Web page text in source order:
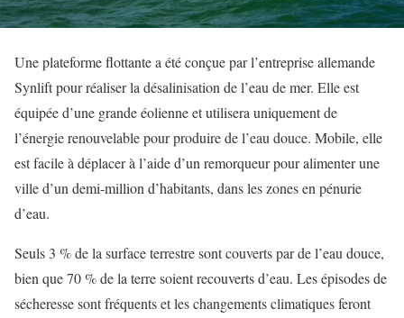
Une plateforme flottante a été conçue par l’entreprise allemande
Synlift pour réaliser la désalinisation de l’eau de mer. Elle est
équipée d’une grande éolienne et utilisera uniquement de
l’énergie renouvelable pour produire de l’eau douce. Mobile, elle
est facile à déplacer à l’aide d’un remorqueur pour alimenter une
ville d’un demi-million d’habitants, dans les zones en pénurie
d’eau.
Seuls 3 % de la surface terrestre sont couverts par de l’eau douce,
bien que 70 % de la terre soient recouverts d’eau. Les épisodes de
sécheresse sont fréquents et les changements climatiques feront